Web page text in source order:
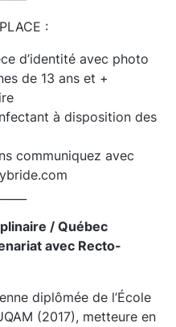
:
d’identité avec photo
de 13 ans et +
à disposition des
communiquez avec
/ Québec
avec Recto-
diplômée de l’École
(2017), metteure en